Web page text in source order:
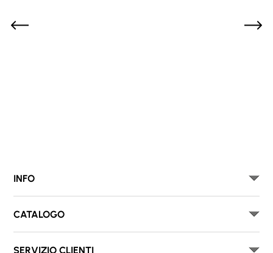
INFO
CATALOGO
SERVIZIO CLIENTI